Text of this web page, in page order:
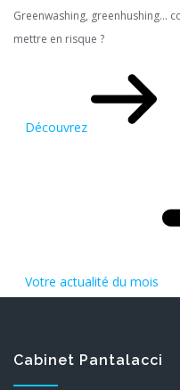
Greenwashing, greenhushing…
mettre en risque ?
Découvrez
Votre actualité du mois
Cabinet Pantalacci